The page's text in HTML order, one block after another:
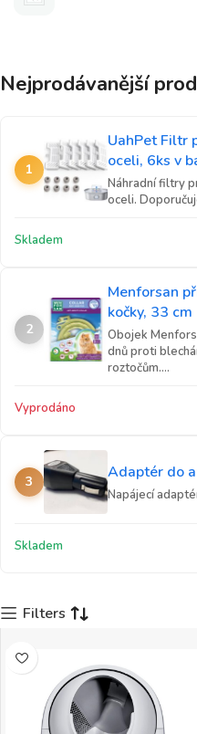
Nejprodávanější
1
UahPet Filtr
oceli, 6ks v
Náhradní filtry
oceli.
Skladem
2
Menforsan
kočky, 33 cm
Obojek
dnů proti
roztočům....
Vyprodáno
3 Adaptér do
Napájecí
Skladem
Filters